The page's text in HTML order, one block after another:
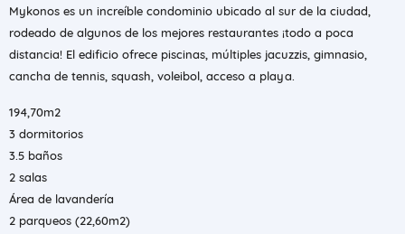
Mykonos es un increíble condominio ubicado al sur de la ciudad,
rodeado de algunos de los mejores restaurantes ¡todo a poca
distancia! El edificio ofrece piscinas, múltiples jacuzzis, gimnasio,
cancha de tennis, squash, voleibol, acceso a playa.
194,70m2
3 dormitorios
3.5 baños
2 salas
Área de lavandería
2 parqueos (22,60m2)